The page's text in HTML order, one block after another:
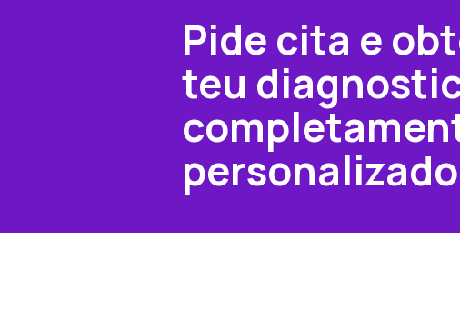
Pide cita e
teu